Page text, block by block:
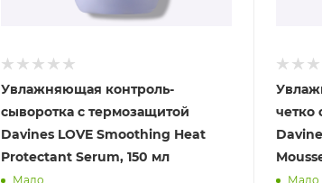
Увлажняющая контроль-
сыворотка с термозащитой
Davines LOVE Smoothing Heat
Protectant Serum, 150 мл
Мало
четко
Мало